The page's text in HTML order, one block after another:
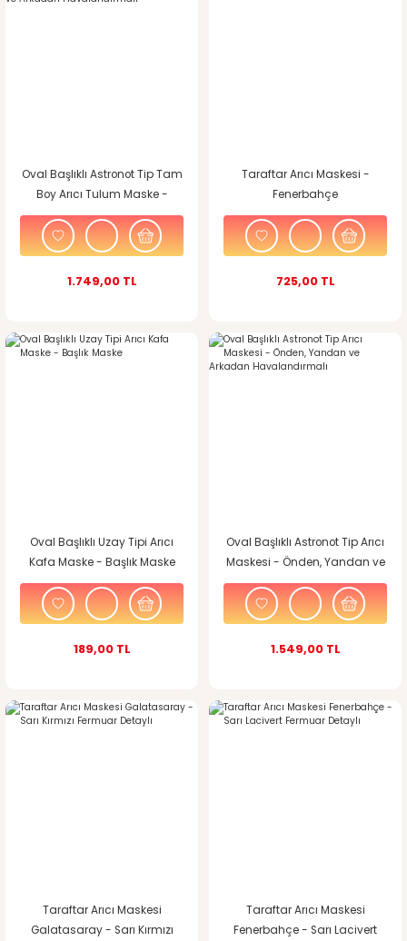
Oval Başlıklı Astronot Tip Tam
Boy Arıcı Tulum Maske -
Önden, Yandan ve Arkadan
Havalandırmalı
1.749,00 TL
Taraftar Arıcı Maskesi -
Fenerbahçe
725,00 TL
Oval Başlıklı Uzay Tipi Arıcı
Kafa Maske - Başlık Maske
189,00 TL
Oval Başlıklı Astronot Tip Arıcı
Maskesi - Önden, Yandan ve
Arkadan Havalandırmalı
1.549,00 TL
Taraftar Arıcı Maskesi
Galatasaray - Sarı Kırmızı
Taraftar Arıcı Maskesi
Fenerbahçe - Sarı Lacivert